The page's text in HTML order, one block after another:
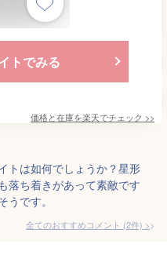
トでみる
価格と在庫を楽天でチェック >>
トは如何でしょうか？星形
落ち着きがあって素敵です
です。
全てのおすすめコメント (2件) >